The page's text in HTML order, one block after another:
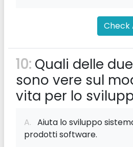
Check
10: Quali delle
sono vere sul
vita per lo
A. Aiuta lo sviluppo
prodotti software.